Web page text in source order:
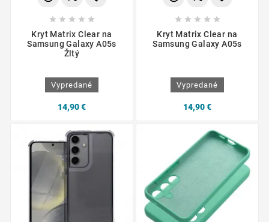
    
Kryt Matrix Clear na
Samsung Galaxy A05s
Žltý
Vypredané
14,90 €
    
Kryt Matrix Clear na
Samsung Galaxy A05s
Vypredané
14,90 €